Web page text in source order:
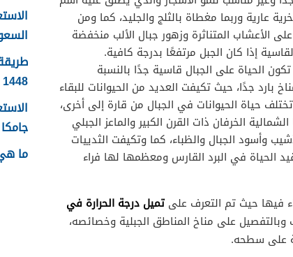
عارية وربما مغطاة بالثلج والجليد، كما ومن
الأعشاب المتناثرة وزهور جبال الألب منخفضة
إذا كان الجبل مرتفعًا بدرجة كافية.
الحياة على الجبال قاسية جدًا بالنسبة
بارد جدًا، حيث تكيفت العديد من الحيوانات للبقاء
حياة الحيوانات في الجبال من قارة إلى أخرى،
الخرفان ذات القرن الكبير والماعز الجبلي
وأسود الجبال والظباء، كما وتكيفت الثدييات
الحياة في البرد القارس ومعظمها لها فراء
فيها حيث تم التعرف علىتميل درجة الحرارة في
وبالتفصيل على مناخ المناطق الجبلية وخصائصه،
على سطحه.
1448
ما